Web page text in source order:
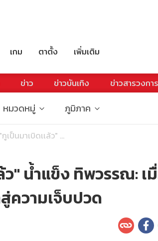
เกม ตาตั้ง เพิ่มเติม
ข่าว ข่าวบันเทิง ข่าวสารวงกา
หมวดหมู่ ภูมิภาค
"กูเป็นมาเบิดเเล้ว" ...
ว" น้ำแข็ง ทิพวรรณ:
ความเจ็บปวด